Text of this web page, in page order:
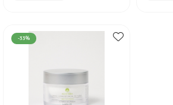
-33%